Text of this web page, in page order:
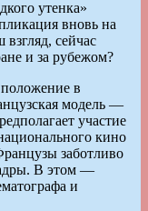
утенка»
вновь на
сейчас
и за рубежом?
в
модель —
участие
кино
заботливо
В этом —
и